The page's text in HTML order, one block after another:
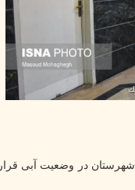
هم اکنون ۵۷ شهرستان در وضعیت قرمز، ۸۶ شهرستان در وضعیت نارنجی، ۱۹۹ شهرستان در وضعیت زرد و ۱۰۶ شهرستان در وضعیت آبی قرار